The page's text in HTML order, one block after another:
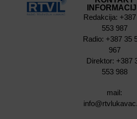
Redakcija:
553 987
Radio: +387 35
967
Direktor: +387
553 988
mail: